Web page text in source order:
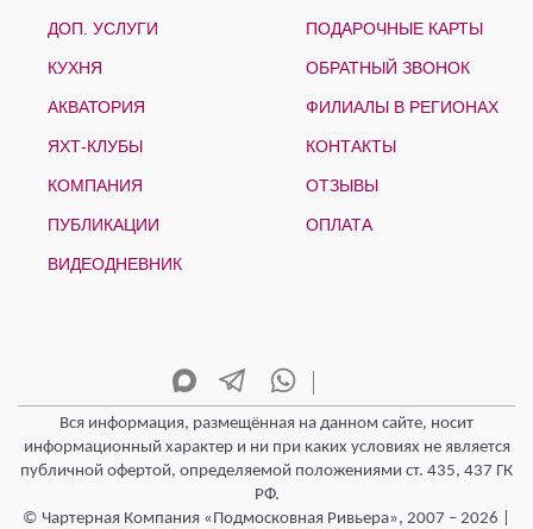
ДОП. УСЛУГИ
КУХНЯ
АКВАТОРИЯ
ЯХТ-КЛУБЫ
КОМПАНИЯ
ПУБЛИКАЦИИ
ВИДЕОДНЕВНИК
ПОДАРОЧНЫЕ КАРТЫ
ОБРАТНЫЙ ЗВОНОК
ФИЛИАЛЫ В РЕГИОНАХ
КОНТАКТЫ
ОТЗЫВЫ
ОПЛАТА
Вся информация, размещённая на данном сайте, носит
информационный характер и ни при каких условиях не является
публичной офертой, определяемой положениями ст. 435, 437 ГК
РФ.
© Чартерная Компания «Подмосковная Ривьера», 2007 – 2026 |